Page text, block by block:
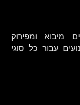
מיבוא ומפירוק
עבור כל סוגי